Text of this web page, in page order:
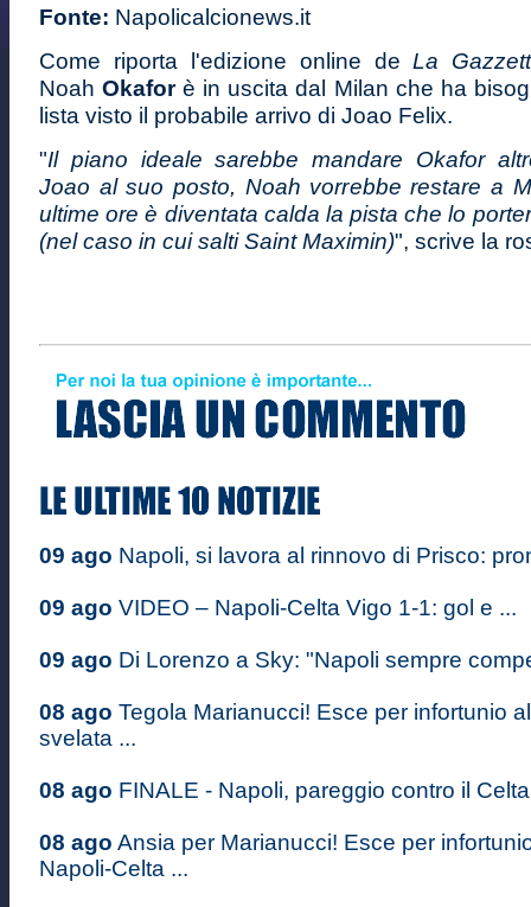
Fonte: Napolicalcionews.it
Come riporta l'edizione online de La
NoahOkaforè in uscita dal Milan che ha
lista visto il probabile arrivo di Joao Felix.
"Il piano ideale sarebbe mandare Okafor
Joao al suo posto, Noah vorrebbe restare a
ultime ore è diventata calda la pista che lo
(nel caso in cui salti Saint Maximin)", scrive la
09 ago Napoli, si lavora al rinnovo di Prisco:
09 ago VIDEO – Napoli-Celta Vigo 1-1: gol e ...
09 ago Di Lorenzo a Sky: "Napoli sempre
08 ago Tegola Marianucci! Esce per infortunio
svelata ...
08 ago FINALE - Napoli, pareggio contro il
08 ago Ansia per Marianucci! Esce per
Napoli-Celta ...